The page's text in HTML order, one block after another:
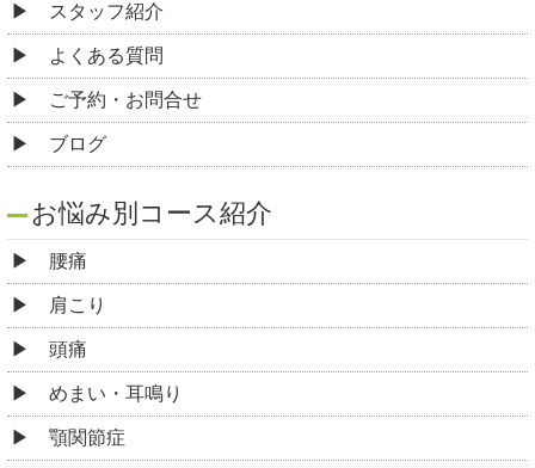
スタッフ紹介
よくある質問
ご予約・お問合せ
ブログ
お悩み別コース紹介
腰痛
肩こり
頭痛
めまい・耳鳴り
顎関節症